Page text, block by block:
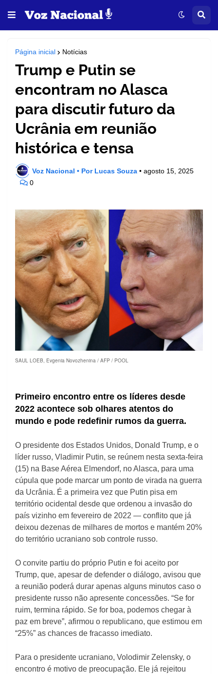
Página inicial Notícias
Trump e Putin se
encontram no Alasca
para discutir futuro da
Ucrânia em reunião
histórica e tensa
Voz Nacional • Por Lucas Souza • agosto 15, 2025
0
SAUL LOEB, Evgenia Novozhenina / AFP / POOL
Primeiro encontro entre os líderes desde
2022 acontece sob olhares atentos do
mundo e pode redefinir rumos da guerra.
O presidente dos Estados Unidos, Donald Trump, e o
líder russo, Vladimir Putin, se reúnem nesta sexta-feira
(15) na Base Aérea Elmendorf, no Alasca, para uma
cúpula que pode marcar um ponto de virada na guerra
da Ucrânia. É a primeira vez que Putin pisa em
território ocidental desde que ordenou a invasão do
país vizinho em fevereiro de 2022 — conflito que já
deixou dezenas de milhares de mortos e mantém 20%
do território ucraniano sob controle russo.
O convite partiu do próprio Putin e foi aceito por
Trump, que, apesar de defender o diálogo, avisou que
a reunião poderá durar apenas alguns minutos caso o
presidente russo não apresente concessões. “Se for
ruim, termina rápido. Se for boa, podemos chegar à
paz em breve”, afirmou o republicano, que estimou em
“25%” as chances de fracasso imediato.
Para o presidente ucraniano, Volodimir Zelensky, o
encontro é motivo de preocupação. Ele já rejeitou